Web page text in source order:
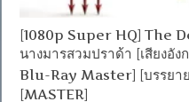
[1080p Super HQ] The
นางมารสวมปราด้า [เสียงอัง
Blu-Ray Master] [บรรยา
[MASTER]